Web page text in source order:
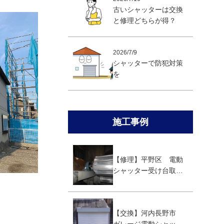
古いシャッターは交換
と修理どちらが得？
2026/7/9
シャッターで防犯対策
を
施工事例
【修理】平野区 電動
シャッター受け台取替
【交換】河内長野市